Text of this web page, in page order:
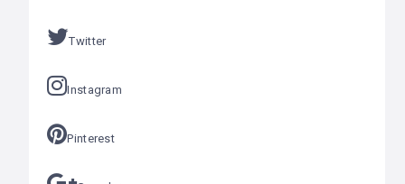
Twitter
Instagram
Pinterest